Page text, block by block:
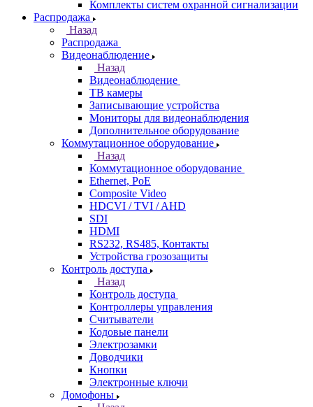
Комплекты систем охранной сигнализации
Распродажа
Назад
Распродажа
Видеонаблюдение
Назад
Видеонаблюдение
ТВ камеры
Записывающие устройства
Мониторы для видеонаблюдения
Дополнительное оборудование
Коммутационное оборудование
Назад
Коммутационное оборудование
Ethernet, PoE
Composite Video
HDCVI / TVI / AHD
SDI
HDMI
RS232, RS485, Контакты
Устройства грозозащиты
Контроль доступа
Назад
Контроль доступа
Контроллеры управления
Считыватели
Кодовые панели
Электрозамки
Доводчики
Кнопки
Электронные ключи
Домофоны